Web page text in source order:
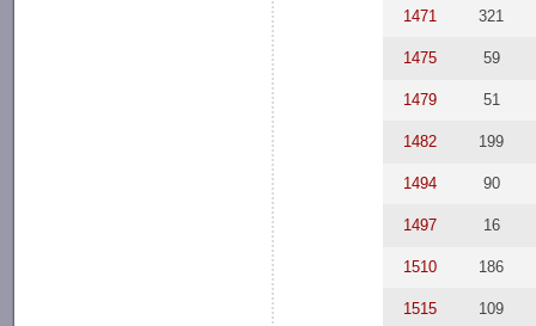
1471 321
1475 59
1479 51
1482 199
1494 90
1497 16
1510 186
1515 109